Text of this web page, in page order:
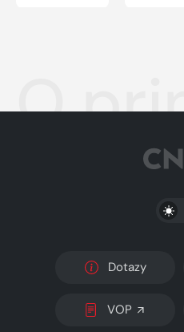
O
Dotazy
VOP